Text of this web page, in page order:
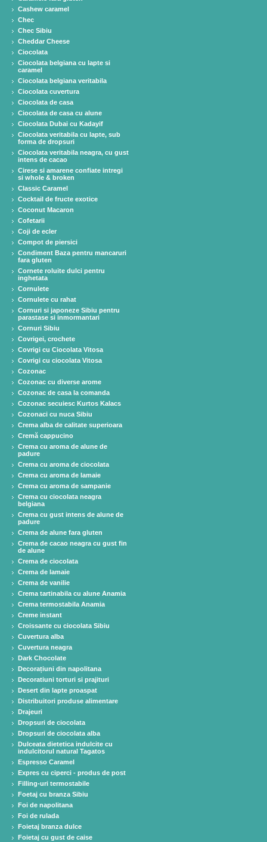
Cashew caramel
Chec
Chec Sibiu
Cheddar Cheese
Ciocolata
Ciocolata belgiana cu lapte si
caramel
Ciocolata belgiana veritabila
Ciocolata cuvertura
Ciocolata de casa
Ciocolata de casa cu alune
Ciocolata Dubai cu Kadayif
Ciocolata veritabila cu lapte, sub
forma de dropsuri
Ciocolata veritabila neagra, cu gust
intens de cacao
Cirese si amarene confiate intregi
si whole & broken
Classic Caramel
Cocktail de fructe exotice
Coconut Macaron
Cofetarii
Coji de ecler
Compot de piersici
Condiment Baza pentru mancaruri
fara gluten
Cornete roluite dulci pentru
inghetata
Cornulete
Cornulete cu rahat
Cornuri si japoneze Sibiu pentru
parastase si inmormantari
Cornuri Sibiu
Covrigei, crochete
Covrigi cu Ciocolata Vitosa
Covrigi cu ciocolata Vitosa
Cozonac
Cozonac cu diverse arome
Cozonac de casa la comanda
Cozonac secuiesc Kurtos Kalacs
Cozonaci cu nuca Sibiu
Crema alba de calitate superioara
Cremă cappucino
Crema cu aroma de alune de
padure
Crema cu aroma de ciocolata
Crema cu aroma de lamaie
Crema cu aroma de sampanie
Crema cu ciocolata neagra
belgiana
Crema cu gust intens de alune de
padure
Crema de alune fara gluten
Crema de cacao neagra cu gust fin
de alune
Crema de ciocolata
Crema de lamaie
Crema de vanilie
Crema tartinabila cu alune Anamia
Crema termostabila Anamia
Creme instant
Croissante cu ciocolata Sibiu
Cuvertura alba
Cuvertura neagra
Dark Chocolate
Decorațiuni din napolitana
Decoratiuni torturi si prajituri
Desert din lapte proaspat
Distribuitori produse alimentare
Drajeuri
Dropsuri de ciocolata
Dropsuri de ciocolata alba
Dulceata dietetica indulcite cu
indulcitorul natural Tagatos
Espresso Caramel
Expres cu ciperci - produs de post
Filling-uri termostabile
Foetaj cu branza Sibiu
Foi de napolitana
Foi de rulada
Foietaj branza dulce
Foietaj cu gust de caise